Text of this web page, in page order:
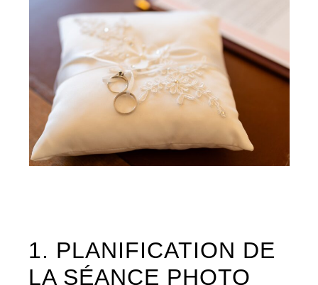
1. PLANIFICATION DE
LA SÉANCE PHOTO